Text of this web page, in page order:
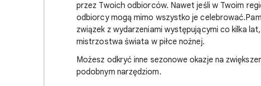
przez Twoich odbiorców. Nawet jeśli w Twoim
odbiorcy mogą mimo wszystko je
związek z wydarzeniami występującymi co kilka
mistrzostwa świata w piłce nożnej.
Możesz odkryć inne sezonowe okazje na
podobnym narzędziom.